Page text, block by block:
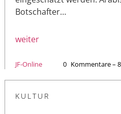
Botschafter…
weiter
JF-Online 0 Kommentare –
KULTUR